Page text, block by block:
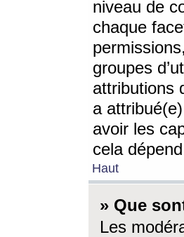
niveau de
chaque
groupes
attributions
a
avoir les
cela
Haut
» Que
Les